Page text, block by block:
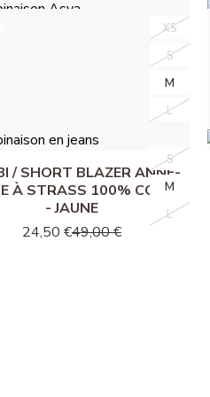
XS
S
M
L
ASYA - KAKI
XS
S
M
L
S
M
L
/ SHORT BLAZER ANNE-
À STRASS 100% COTON
- JAUNE
24,50 €49,00 €
S
M
L